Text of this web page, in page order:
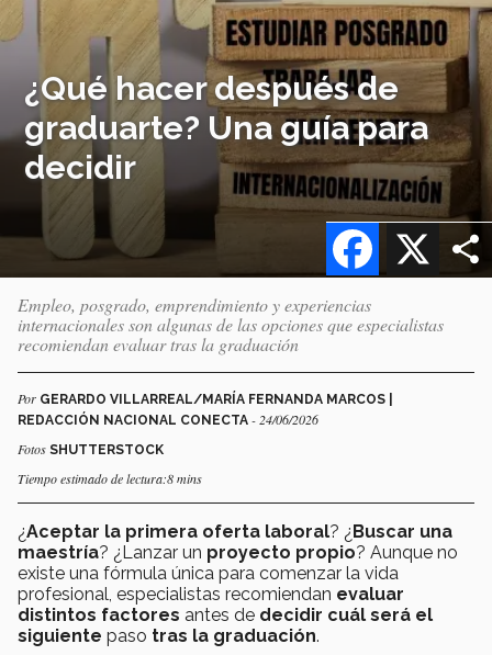
¿Qué hacer después de
graduarte? Una guía para
decidir
X
Facebook
Empleo, posgrado, emprendimiento y experiencias
internacionales son algunas de las opciones que especialistas
recomiendan evaluar tras la graduación
Por GERARDO VILLARREAL/MARÍA FERNANDA MARCOS |
REDACCIÓN NACIONAL CONECTA - 24/06/2026
Fotos SHUTTERSTOCK
Tiempo estimado de lectura:8 mins
¿Aceptar la primera oferta laboral? ¿Buscar una
maestría? ¿Lanzar un proyecto propio? Aunque no
existe una fórmula única para comenzar la vida
profesional, especialistas recomiendan evaluar
distintos factores antes de decidir cuál será el
siguiente paso tras la graduación.